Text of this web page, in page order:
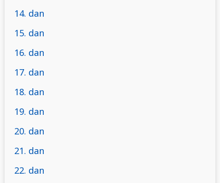
14. dan
15. dan
16. dan
17. dan
18. dan
19. dan
20. dan
21. dan
22. dan